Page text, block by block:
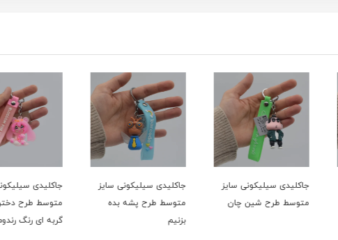
جاکلیدی سیلیکونی سایز
متوسط طرح شین چان
جاکلیدی سیلیکونی سایز
متوسط طرح پشه بده
جاکلیدی سیلیکونی سایز
متوسط طرح دختر پنجه
گربه ای رنگ رندوم